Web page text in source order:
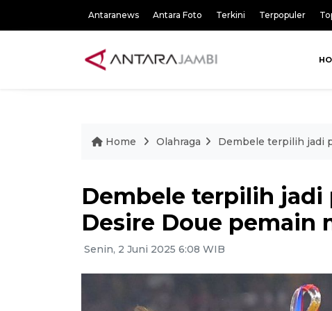
Antaranews Antara Foto Terkini Terpopuler
Home Olahraga Dembele terpilih jadi
Dembele terpilih jadi
Desire Doue pemain
Senin, 2 Juni 2025 6:08 WIB